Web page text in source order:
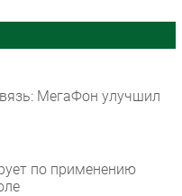
МегаФон улучшил
по применению